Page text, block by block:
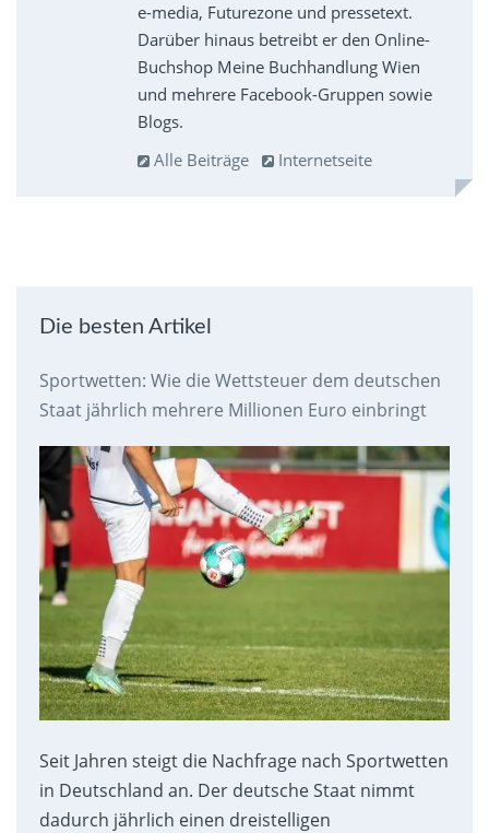
e-media, Futurezone und pressetext.
Darüber hinaus betreibt er den Online-
Buchshop Meine Buchhandlung Wien
und mehrere Facebook-Gruppen sowie
Blogs.
Alle Beiträge
Internetseite
Die besten Artikel
Sportwetten: Wie die Wettsteuer dem deutschen
Staat jährlich mehrere Millionen Euro einbringt
Seit Jahren steigt die Nachfrage nach Sportwetten
in Deutschland an. Der deutsche Staat nimmt
dadurch jährlich einen dreistelligen